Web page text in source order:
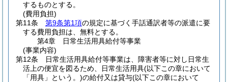
するものとする。
(費用負担)
第11条
第9条第1項の規定に基づく手話通訳者等の派遣に要
する費用負担は、無料とする。
第4章
日常生活用具給付等事業
(事業内容)
第12条
日常生活用具給付等事業は、障害者等に対し日常生
活上の便宜を図るため、日常生活用具(以下この章において
「用具」という。)の給付又は貸与(以下この章において